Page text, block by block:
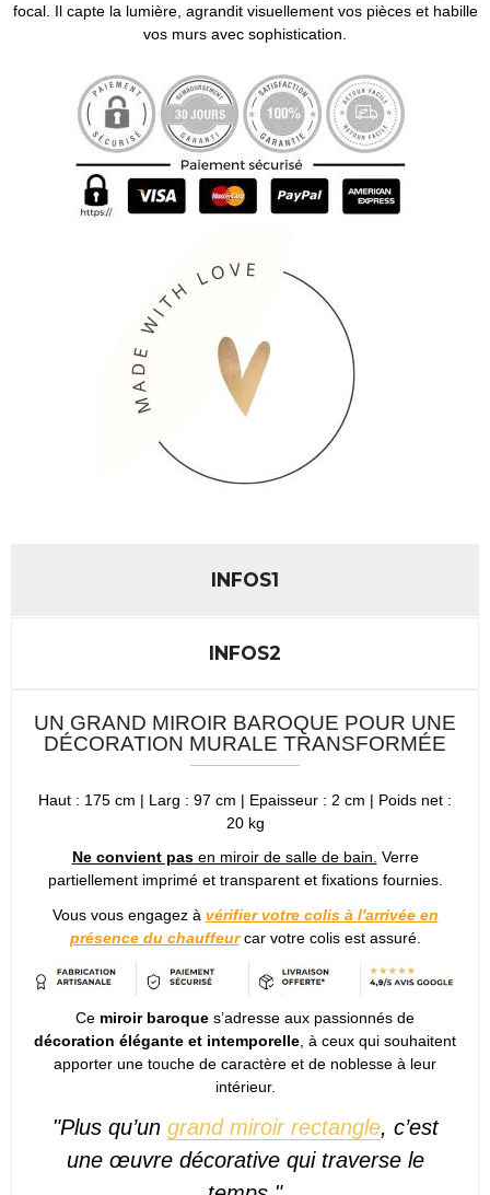
focal. Il capte la lumière, agrandit visuellement vos pièces et habille
vos murs avec sophistication.
INFOS1
INFOS2
UN GRAND MIROIR BAROQUE POUR UNE
DÉCORATION MURALE TRANSFORMÉE
Haut : 175 cm | Larg : 97 cm | Epaisseur : 2 cm | Poids net :
20 kg
Ne convient pasen miroir de salle de bain. Verre
partiellement imprimé et transparent et fixations fournies.
Vous vous engagez à vérifier votre colis à l'arrivée en
présence du chauffeurcar votre colis est assuré.
Ce miroir baroque s’adresse aux passionnés de
décoration élégante et intemporelle , à ceux qui souhaitent
apporter une touche de caractère et de noblesse à leur
intérieur.
"Plus qu’un grand miroir rectangle, c’est
une œuvre décorative qui traverse le